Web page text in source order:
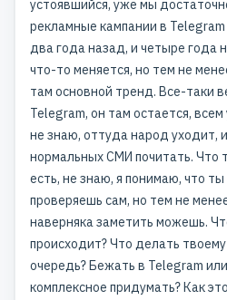
устоявшийся, уже мы
рекламные кампании в
два года назад, и четыре года
что-то меняется, но тем не
там основной тренд. Все-таки
Telegram, он там остается,
не знаю, оттуда народ уходит,
нормальных СМИ почитать. Что
есть, не знаю, я понимаю, что
проверяешь сам, но тем не
наверняка заметить можешь.
происходит? Что делать
очередь? Бежать в Telegram
комплексное придумать? Как